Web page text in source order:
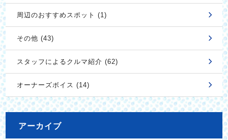
周辺のおすすめスポット (1)
その他 (43)
スタッフによるクルマ紹介 (62)
オーナーズボイス (14)
アーカイブ